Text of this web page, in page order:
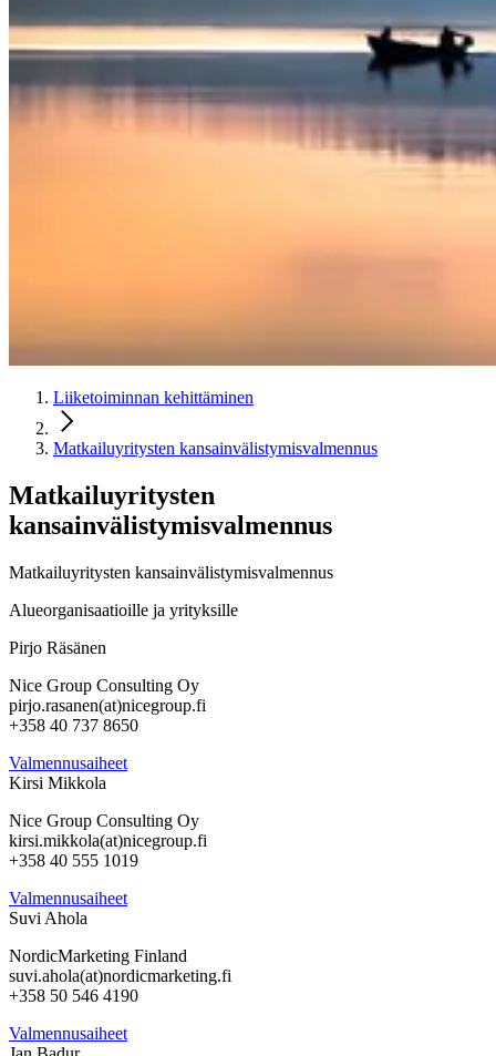
Liiketoiminnan kehittäminen
Matkailuyritysten kansainvälistymisvalmennus
Matkailuyritysten
kansainvälistymisvalmennus
Matkailuyritysten kansainvälistymisvalmennus
Alueorganisaatioille ja yrityksille
Pirjo Räsänen
Nice Group Consulting Oy
pirjo.rasanen(at)nicegroup.fi
+358 40 737 8650
Valmennusaiheet
Kirsi Mikkola
Nice Group Consulting Oy
kirsi.mikkola(at)nicegroup.fi
+358 40 555 1019
Valmennusaiheet
Suvi Ahola
NordicMarketing Finland
suvi.ahola(at)nordicmarketing.fi
+358 50 546 4190
Valmennusaiheet